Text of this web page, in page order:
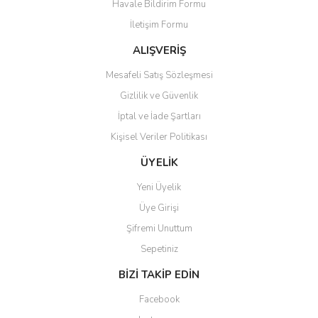
Ürün açıklamasında eksik bilgiler bulunuyor.
Ürün bilgilerinde hatalar bulunuyor.
Ürün fiyatı diğer sitelerden daha pahalı.
Gönder
Havale Bildirim Formu
İletişim Formu
ALIŞVERİŞ
Mesafeli Satış Sözleşmesi
Gizlilik ve Güvenlik
İptal ve İade Şartları
Kişisel Veriler Politikası
ÜYELİK
Yeni Üyelik
Üye Girişi
Şifremi Unuttum
Sepetiniz
BİZİ TAKİP EDİN
Facebook